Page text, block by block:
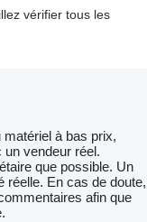
vérifier tous les
à bas prix,
vendeur réel.
que possible. Un
réelle. En cas de doute,
afin que